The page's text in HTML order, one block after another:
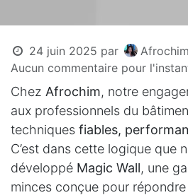
24 juin 2025 par
Aucun commentaire pour
Chez Afrochim, notre
aux professionnels du
techniques fiables,
C’est dans cette logique que
développé Magic Wall, une
minces conçue pour